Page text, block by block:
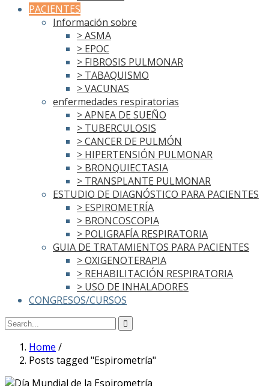
PACIENTES
Información sobre
> ASMA
> EPOC
> FIBROSIS PULMONAR
> TABAQUISMO
> VACUNAS
enfermedades respiratorias
> APNEA DE SUEÑO
> TUBERCULOSIS
> CANCER DE PULMÓN
> HIPERTENSIÓN PULMONAR
> BRONQUIECTASIA
> TRANSPLANTE PULMONAR
ESTUDIO DE DIAGNÓSTICO PARA PACIENTES
> ESPIROMETRÍA
> BRONCOSCOPIA
> POLIGRAFÍA RESPIRATORIA
GUIA DE TRATAMIENTOS PARA PACIENTES
> OXIGENOTERAPIA
> REHABILITACIÓN RESPIRATORIA
> USO DE INHALADORES
CONGRESOS/CURSOS
Home /
Posts tagged "Espirometría"